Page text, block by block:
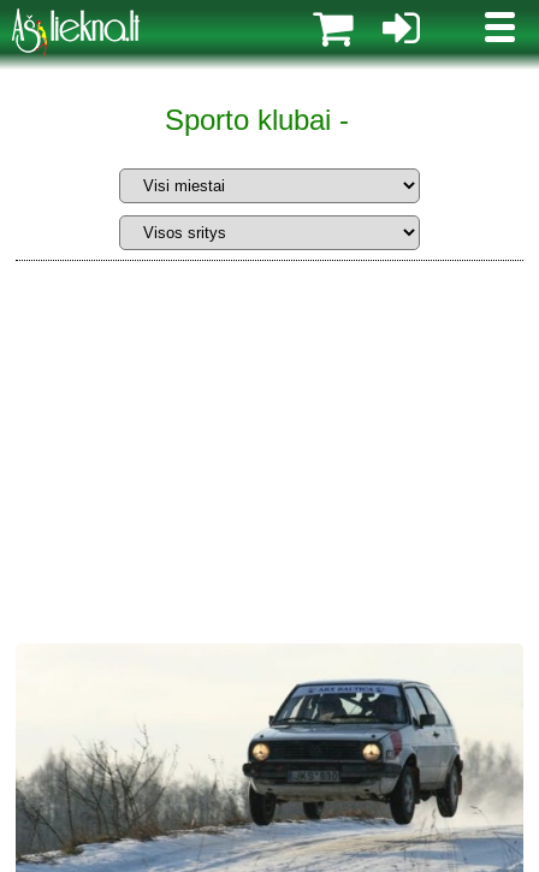
MENIU
Sporto klubai -